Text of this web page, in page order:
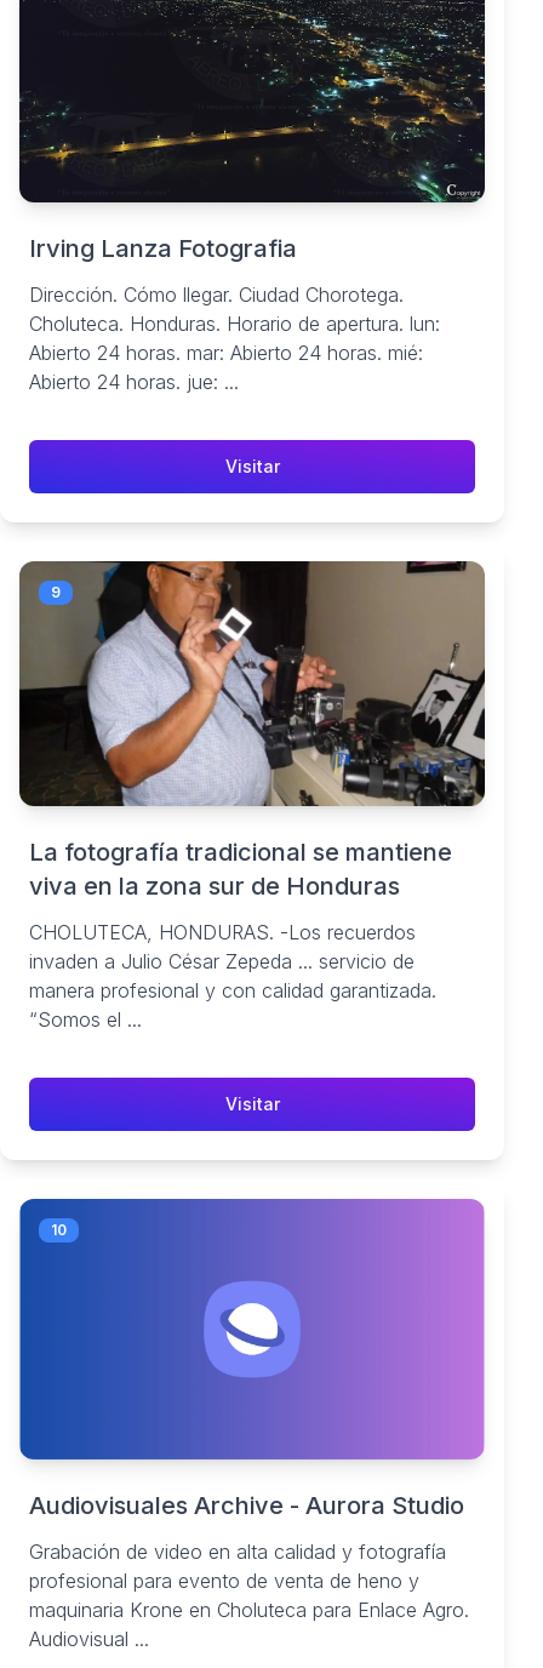
Irving Lanza Fotografia
Dirección. Cómo llegar. Ciudad Chorotega.
Choluteca. Honduras. Horario de apertura. lun:
Abierto 24 horas. mar: Abierto 24 horas. mié:
Abierto 24 horas. jue: ...
Visitar
9
La fotografía tradicional se mantiene
viva en la zona sur de Honduras
CHOLUTECA, HONDURAS. -Los recuerdos
invaden a Julio César Zepeda ... servicio de
manera profesional y con calidad garantizada.
“Somos el ...
Visitar
10
Audiovisuales Archive - Aurora Studio
Grabación de video en alta calidad y fotografía
profesional para evento de venta de heno y
maquinaria Krone en Choluteca para Enlace Agro.
Audiovisual ...